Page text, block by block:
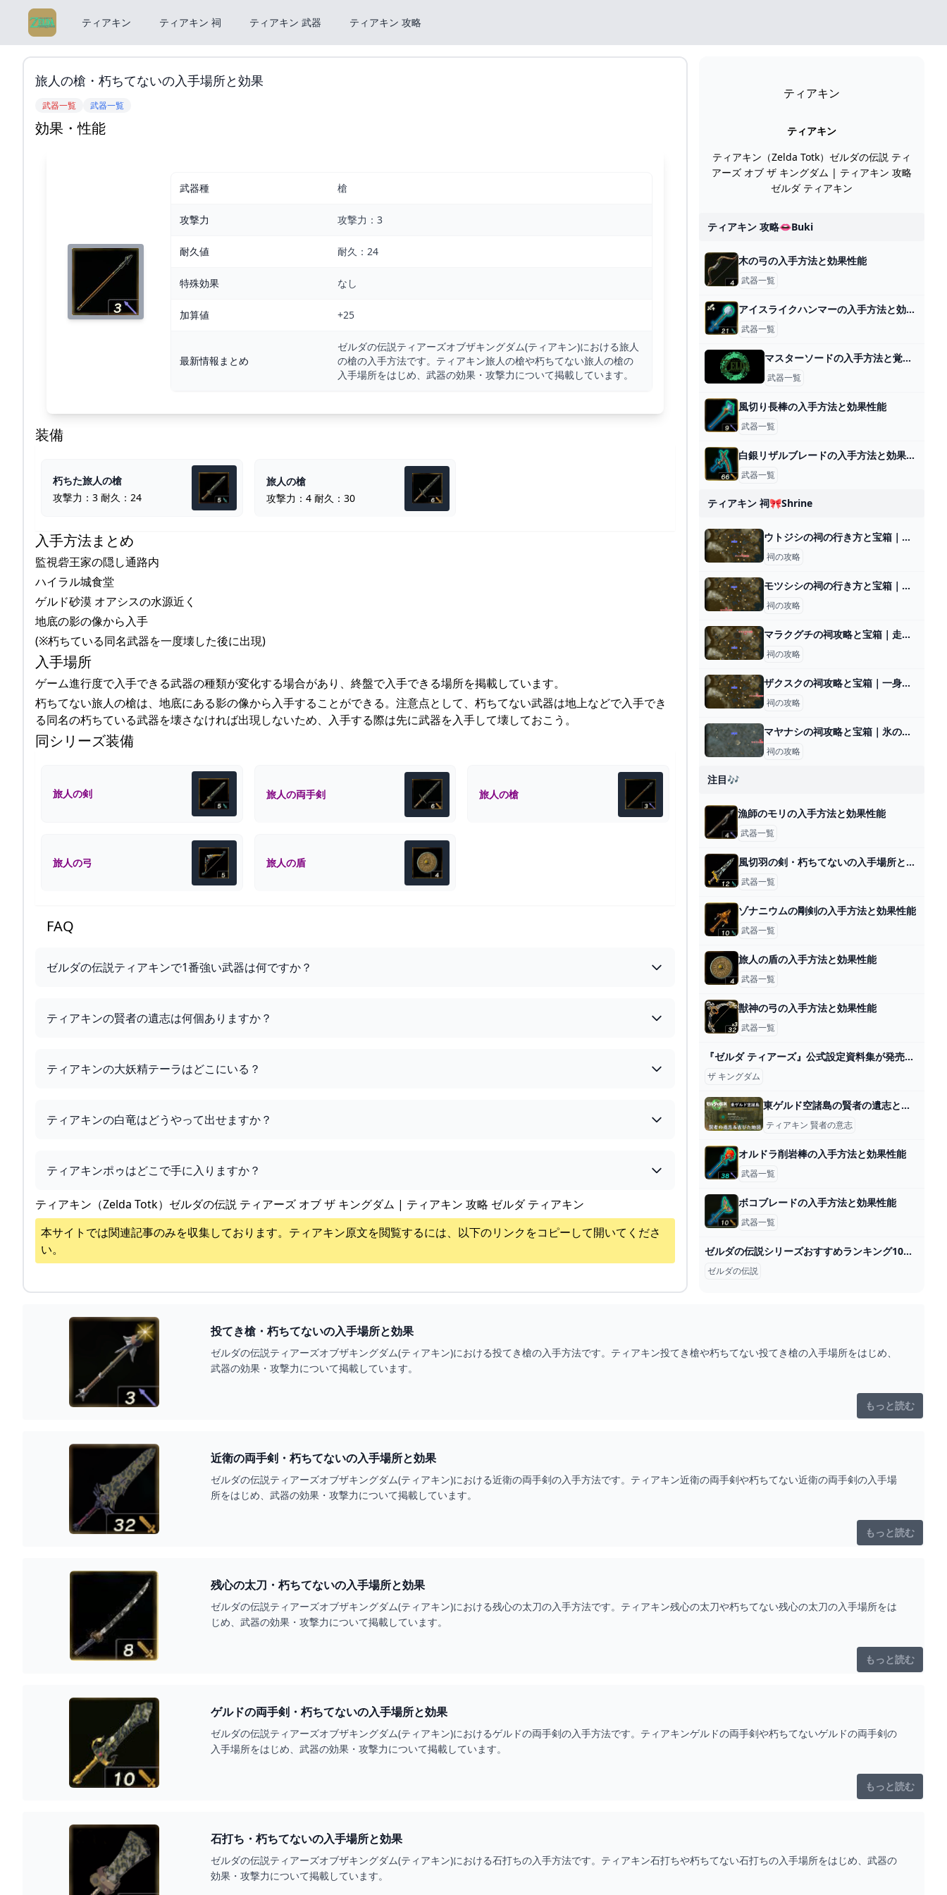
ティアキン ティアキン 祠 ティアキン 武器 ティアキン 攻略
旅人の槍・朽ちてないの入手場所と効果
武器一覧 武器一覧
効果・性能
武器種 槍
攻撃力 攻撃力：3
耐久値 耐久：24
特殊効果 なし
加算値 +25
最新情報まとめ
ゼルダの伝説ティアーズオブザキングダム(ティアキン)における旅人
の槍の入手方法です。ティアキン旅人の槍や朽ちてない旅人の槍の
入手場所をはじめ、武器の効果・攻撃力について掲載しています。
装備
朽ちた旅人の槍
攻撃力：3 耐久：24
旅人の槍
攻撃力：4 耐久：30
入手方法まとめ
監視砦王家の隠し通路内
ハイラル城食堂
ゲルド砂漠 オアシスの水源近く
地底の影の像から入手
(※朽ちている同名武器を一度壊した後に出現)
入手場所
ゲーム進行度で入手できる武器の種類が変化する場合があり、終盤で入手できる場所を掲載しています。
朽ちてない旅人の槍は、地底にある影の像から入手することができる。注意点として、朽ちてない武器は地上などで入手でき
る同名の朽ちている武器を壊さなければ出現しないため、入手する際は先に武器を入手して壊しておこう。
同シリーズ装備
旅人の剣 旅人の両手剣 旅人の槍
旅人の弓 旅人の盾
FAQ
ゼルダの伝説ティアキンで1番強い武器は何ですか？
ティアキンの賢者の遺志は何個ありますか？
ティアキンの大妖精テーラはどこにいる？
ティアキンの白竜はどうやって出せますか？
ティアキンポゥはどこで手に入りますか？
ティアキン（Zelda Totk）ゼルダの伝説 ティアーズ オブ ザ キングダム | ティアキン 攻略 ゼルダ ティアキン
本サイトでは関連記事のみを収集しております。 ティアキン原文を閲覧するには、以下のリンクをコピーして開いてくださ
い。
ティアキン
ティアキン
ティアキン（Zelda Totk）ゼルダの伝説 ティ
アーズ オブ ザ キングダム | ティアキン 攻略
ゼルダ ティアキン
ティアキン 攻略👄buki
木の弓の入手方法と効果性能
武器一覧
アイスライクハンマーの入手方法と効果性能
武器一覧
マスターソードの入手方法と覚醒のやり方
武器一覧
風切り長棒の入手方法と効果性能
武器一覧
白銀リザルブレードの入手方法と効果性能
武器一覧
ティアキン 祠🎀shrine
ウトジシの祠の行き方と宝箱｜ラウルの祝福
祠の攻略
モツシシの祠の行き方と宝箱｜ラウルの祝福
祠の攻略
マラクグチの祠攻略と宝箱｜走破するもの
祠の攻略
ザクスクの祠攻略と宝箱｜一身の戦い 上昇
祠の攻略
マヤナシの祠攻略と宝箱｜氷の導き
祠の攻略
注目🎶
漁師のモリの入手方法と効果性能
武器一覧
風切羽の剣・朽ちてないの入手場所と効果
武器一覧
ゾナニウムの剛剣の入手方法と効果性能
武器一覧
旅人の盾の入手方法と効果性能
武器一覧
獣神の弓の入手方法と効果性能
武器一覧
『ゼルダ ティアーズ』公式設定資料集が発売に！予約受付中 – Nintendo DREAM WEB
ザ キングダム
東ゲルド空諸島の賢者の遺志と古びた地図の取り方【ティアキン】 とあるゲームブログの軌跡
ティアキン 賢者の意志
オルドラ削岩棒の入手方法と効果性能
武器一覧
ボコブレードの入手方法と効果性能
武器一覧
ゼルダの伝説シリーズおすすめランキング10選。時系列についても解説
ゼルダの伝説
投てき槍・朽ちてないの入手場所と効果
ゼルダの伝説ティアーズオブザキングダム(ティアキン)における投てき槍の入手方法です。ティアキン投てき槍や朽ちてない投てき槍の入手場所をはじめ、
武器の効果・攻撃力について掲載しています。
もっと読む
近衛の両手剣・朽ちてないの入手場所と効果
ゼルダの伝説ティアーズオブザキングダム(ティアキン)における近衛の両手剣の入手方法です。ティアキン近衛の両手剣や朽ちてない近衛の両手剣の入手場
所をはじめ、武器の効果・攻撃力について掲載しています。
もっと読む
残心の太刀・朽ちてないの入手場所と効果
ゼルダの伝説ティアーズオブザキングダム(ティアキン)における残心の太刀の入手方法です。ティアキン残心の太刀や朽ちてない残心の太刀の入手場所をは
じめ、武器の効果・攻撃力について掲載しています。
もっと読む
ゲルドの両手剣・朽ちてないの入手場所と効果
ゼルダの伝説ティアーズオブザキングダム(ティアキン)におけるゲルドの両手剣の入手方法です。ティアキンゲルドの両手剣や朽ちてないゲルドの両手剣の
入手場所をはじめ、武器の効果・攻撃力について掲載しています。
もっと読む
石打ち・朽ちてないの入手場所と効果
ゼルダの伝説ティアーズオブザキングダム(ティアキン)における石打ちの入手方法です。ティアキン石打ちや朽ちてない石打ちの入手場所をはじめ、武器の
効果・攻撃力について掲載しています。